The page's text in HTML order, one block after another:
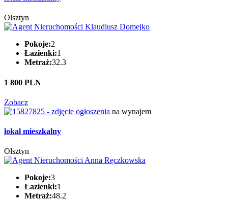
Olsztyn
Pokoje:2
Łazienki:1
Metraż:32.3
1 800 PLN
Zobacz
na wynajem
lokal mieszkalny
Olsztyn
Pokoje:3
Łazienki:1
Metraż:48.2